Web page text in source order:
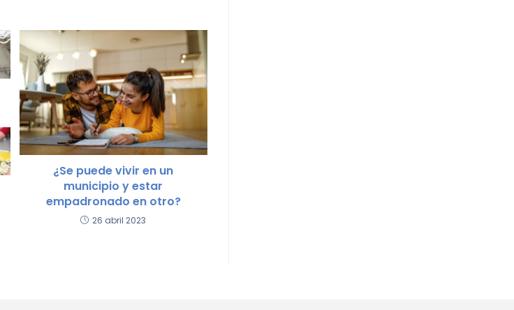
¿Se puede vivir en un
municipio y estar
empadronado en otro?
26 abril 2023